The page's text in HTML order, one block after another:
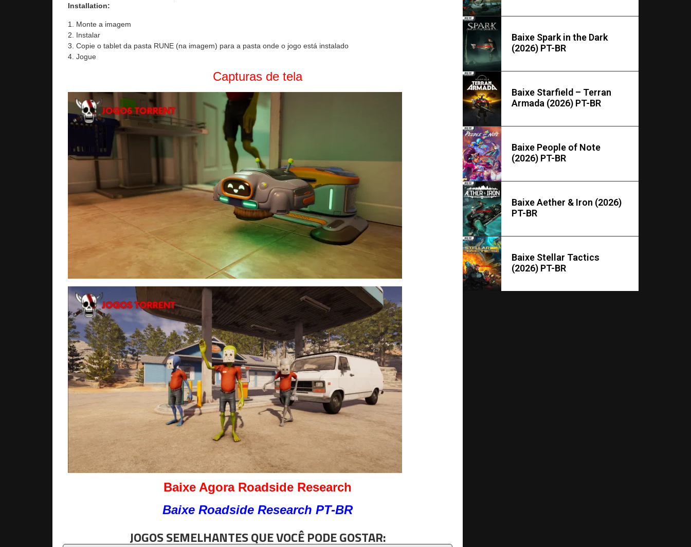
Installation:
1. Monte a imagem
2. Instalar
3. Copie o tablet da pasta RUNE (na imagem) para a pasta onde o jogo está instalado
4. Jogue
Capturas de tela
Baixe Agora Roadside Research
Baixe Roadside Research PT-BR
JOGOS SEMELHANTES QUE VOCÊ PODE GOSTAR:
Baixe Spark in the Dark
(2026) PT-BR
Baixe Starfield – Terran
Armada (2026) PT-BR
Baixe People of Note
(2026) PT-BR
Baixe Aether & Iron (2026)
PT-BR
Baixe Stellar Tactics
(2026) PT-BR